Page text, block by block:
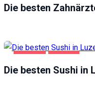
Die besten
Die besten Sushi in